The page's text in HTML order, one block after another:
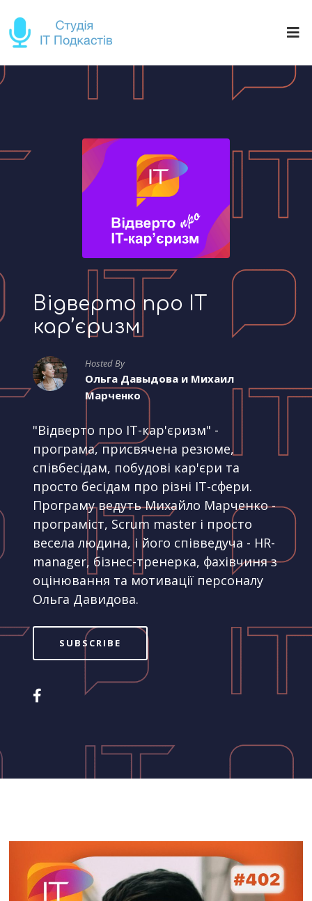
Відверто про IT
кар’єризм
Hosted By
Ольга Давыдова и Михаил
Марченко
"Відверто про IT-кар'єризм" -
програма, присвячена резюме,
співбесідам, побудові кар'єри та
просто бесідам про різні IT-сфери.
Програму ведуть Михайло Марченко -
програміст, Scrum master і просто
весела людина, і його співведуча - HR-
manager, бізнес-тренерка, фахівчиня з
оцінювання та мотивації персоналу
Ольга Давидова.
SUBSCRIBE